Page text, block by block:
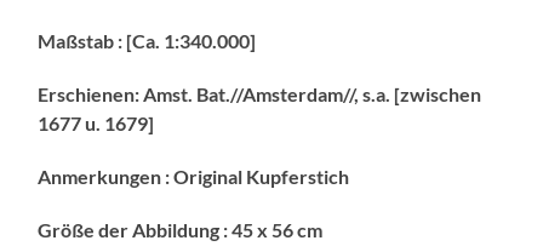
Maßstab : [Ca. 1:340.000]
Erschienen: Amst. Bat.//Amsterdam//, s.a. [zwischen
1677 u. 1679]
Anmerkungen : Original Kupferstich
Größe der Abbildung : 45 x 56 cm